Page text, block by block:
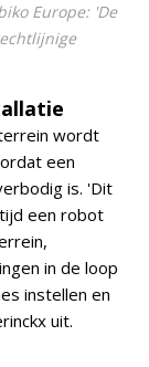
Europe: 'De
wordt
een
is. 'Dit
een robot
in de loop
instellen en
uit.